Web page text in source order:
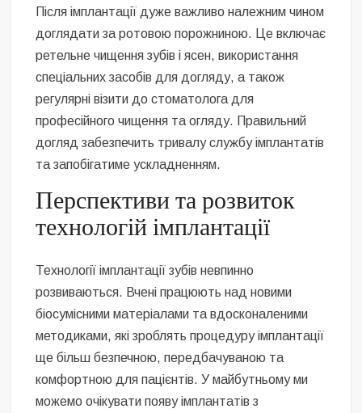
Після імплантації дуже важливо належним чином
доглядати за ротовою порожниною. Це включає
ретельне чищення зубів і ясен, використання
спеціальних засобів для догляду, а також
регулярні візити до стоматолога для
професійного чищення та огляду. Правильний
догляд забезпечить тривалу службу імплантатів
та запобігатиме ускладненням.
Перспективи та розвиток
технологій імплантації
Технології імплантації зубів невпинно
розвиваються. Вчені працюють над новими
біосумісними матеріалами та вдосконаленими
методиками, які зроблять процедуру імплантації
ще більш безпечною, передбачуваною та
комфортною для пацієнтів. У майбутньому ми
можемо очікувати появу імплантатів з